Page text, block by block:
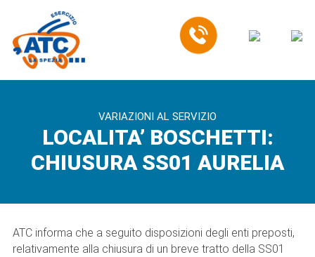
VARIAZIONI AL SERVIZIO
LOCALITA’ BOSCHETTI:
CHIUSURA SS01 AURELIA
ATC informa che a seguito disposizioni degli enti preposti,
relativamente alla chiusura di un breve tratto della SS01